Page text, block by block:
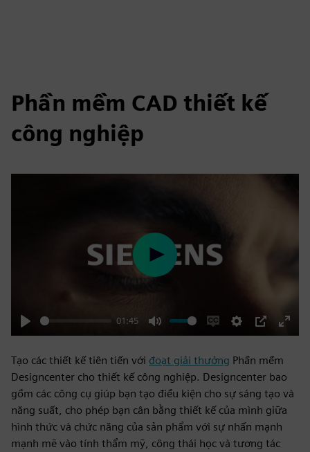
Phần mềm CAD thiết kế
công nghiệp
Play
01:45
Mute
Enable
captions
Settings
PIP
Enter
Play
Tạo các thiết kế tiên tiến với đoạt giải thưởng Phần mềm
Designcenter cho thiết kế công nghiệp. Designcenter bao
gồm các công cụ giúp bạn tạo điều kiện cho sự sáng tạo và
năng suất, cho phép bạn cân bằng thiết kế của mình giữa
hình thức và chức năng của sản phẩm với sự nhấn mạnh
mạnh mẽ vào tính thẩm mỹ, công thái học và tương tác